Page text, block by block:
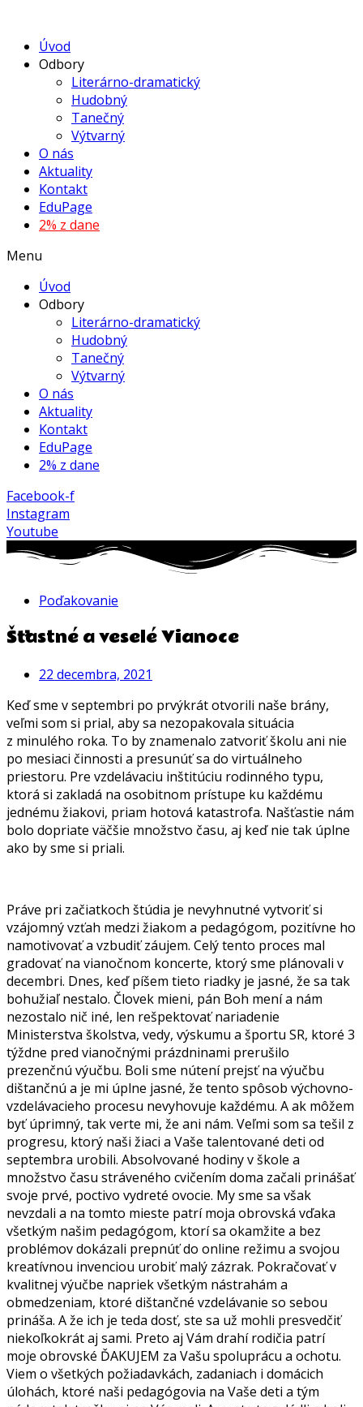
Úvod
Odbory
Literárno-dramatický
Hudobný
Tanečný
Výtvarný
O nás
Aktuality
Kontakt
EduPage
2% z dane
Menu
Úvod
Odbory
Literárno-dramatický
Hudobný
Tanečný
Výtvarný
O nás
Aktuality
Kontakt
EduPage
2% z dane
Facebook-f
Instagram
Youtube
Poďakovanie
Šťastné a veselé Vianoce
22 decembra, 2021
Keď sme v septembri po prvýkrát otvorili naše brány,
veľmi som si prial, aby sa nezopakovala situácia
z minulého roka. To by znamenalo zatvoriť školu ani nie
po mesiaci činnosti a presunúť sa do virtuálneho
priestoru. Pre vzdelávaciu inštitúciu rodinného typu,
ktorá si zakladá na osobitnom prístupe ku každému
jednému žiakovi, priam hotová katastrofa. Našťastie nám
bolo dopriate väčšie množstvo času, aj keď nie tak úplne
ako by sme si priali.
Práve pri začiatkoch štúdia je nevyhnutné vytvoriť si
vzájomný vzťah medzi žiakom a pedagógom, pozitívne ho
namotivovať a vzbudiť záujem. Celý tento proces mal
gradovať na vianočnom koncerte, ktorý sme plánovali v
decembri. Dnes, keď píšem tieto riadky je jasné, že sa tak
bohužiaľ nestalo. Človek mieni, pán Boh mení a nám
nezostalo nič iné, len rešpektovať nariadenie
Ministerstva školstva, vedy, výskumu a športu SR, ktoré 3
týždne pred vianočnými prázdninami prerušilo
prezenčnú výučbu. Boli sme nútení prejsť na výučbu
dištančnú a je mi úplne jasné, že tento spôsob výchovno-
vzdelávacieho procesu nevyhovuje každému. A ak môžem
byť úprimný, tak verte mi, že ani nám. Veľmi som sa tešil z
progresu, ktorý naši žiaci a Vaše talentované deti od
septembra urobili. Absolvované hodiny v škole a
množstvo času stráveného cvičením doma začali prinášať
svoje prvé, poctivo vydreté ovocie. My sme sa však
nevzdali a na tomto mieste patrí moja obrovská vďaka
všetkým našim pedagógom, ktorí sa okamžite a bez
problémov dokázali prepnúť do online režimu a svojou
kreatívnou invenciou urobiť malý zázrak. Pokračovať v
kvalitnej výučbe napriek všetkým nástrahám a
obmedzeniam, ktoré dištančné vzdelávanie so sebou
prináša. A že ich je teda dosť, ste sa už mohli presvedčiť
niekoľkokrát aj sami. Preto aj Vám drahí rodičia patrí
moje obrovské ĎAKUJEM za Vašu spoluprácu a ochotu.
Viem o všetkých požiadavkách, zadaniach i domácich
úlohách, ktoré naši pedagógovia na Vaše deti a tým